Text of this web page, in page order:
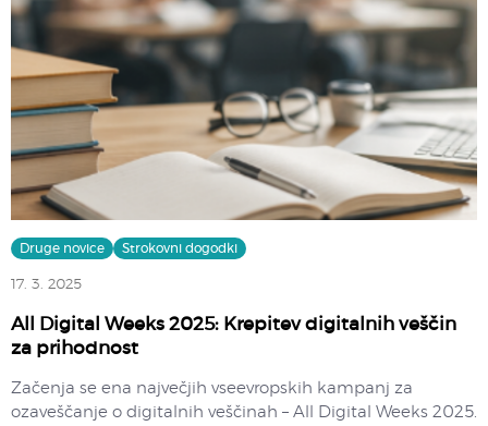
Druge novice Strokovni dogodki
17. 3. 2025
All Digital Weeks 2025: Krepitev digitalnih veščin
za prihodnost
Začenja se ena največjih vseevropskih kampanj za
ozaveščanje o digitalnih veščinah – All Digital Weeks 2025.